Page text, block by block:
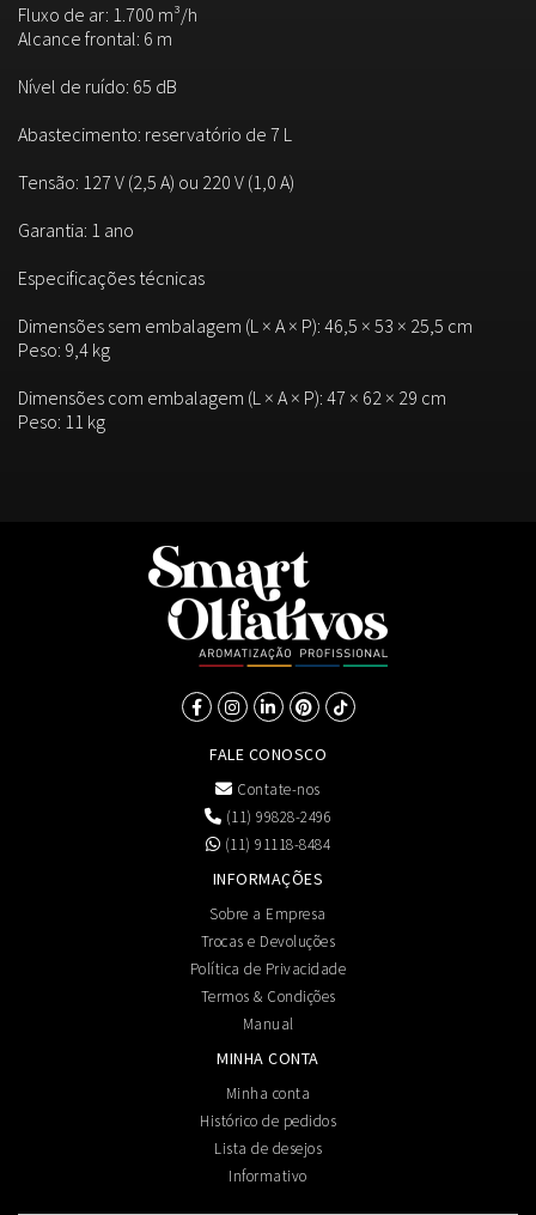
Fluxo de ar: 1.700 m³/h
Alcance frontal: 6 m
Nível de ruído: 65 dB
Abastecimento: reservatório de 7 L
Tensão: 127 V (2,5 A) ou 220 V (1,0 A)
Garantia: 1 ano
Especificações técnicas
Dimensões sem embalagem (L × A × P): 46,5 × 53 × 25,5 cm
Peso: 9,4 kg
Dimensões com embalagem (L × A × P): 47 × 62 × 29 cm
Peso: 11 kg
FALE CONOSCO
Contate-nos
(11) 99828-2496
(11) 91118-8484
INFORMAÇÕES
Sobre a Empresa
Trocas e Devoluções
Política de Privacidade
Termos & Condições
Manual
MINHA CONTA
Minha conta
Histórico de pedidos
Lista de desejos
Informativo